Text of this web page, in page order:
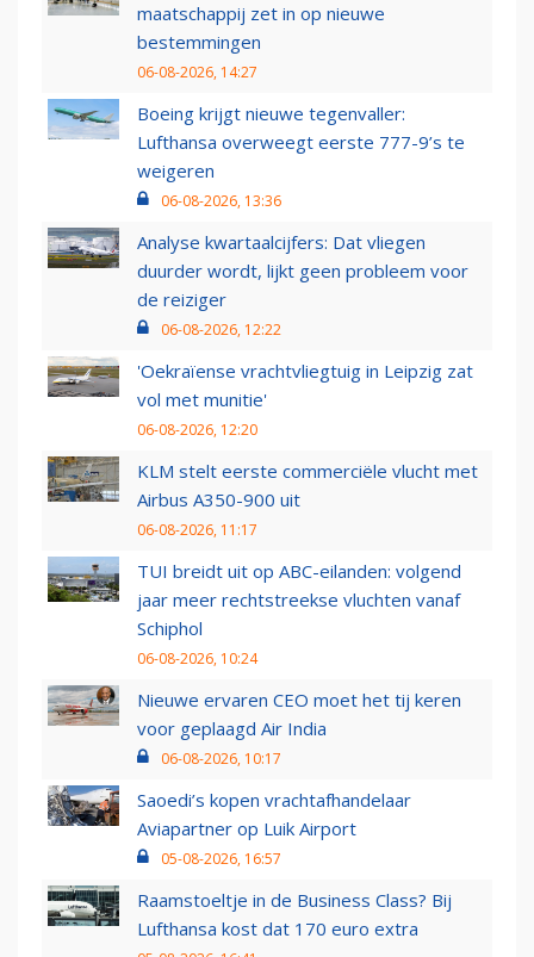
maatschappij zet in op nieuwe
bestemmingen
06-08-2026, 14:27
Boeing krijgt nieuwe tegenvaller:
Lufthansa overweegt eerste 777-9’s te
weigeren
06-08-2026, 13:36
Analyse kwartaalcijfers: Dat vliegen
duurder wordt, lijkt geen probleem voor
de reiziger
06-08-2026, 12:22
'Oekraïense vrachtvliegtuig in Leipzig zat
vol met munitie'
06-08-2026, 12:20
KLM stelt eerste commerciële vlucht met
Airbus A350-900 uit
06-08-2026, 11:17
TUI breidt uit op ABC-eilanden: volgend
jaar meer rechtstreekse vluchten vanaf
Schiphol
06-08-2026, 10:24
Nieuwe ervaren CEO moet het tij keren
voor geplaagd Air India
06-08-2026, 10:17
Saoedi’s kopen vrachtafhandelaar
Aviapartner op Luik Airport
05-08-2026, 16:57
Raamstoeltje in de Business Class? Bij
Lufthansa kost dat 170 euro extra